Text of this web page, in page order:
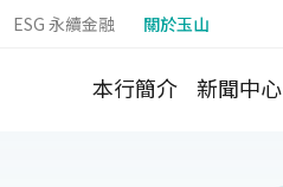
ESG 永續金融 關於玉山
本行簡介 新聞中心